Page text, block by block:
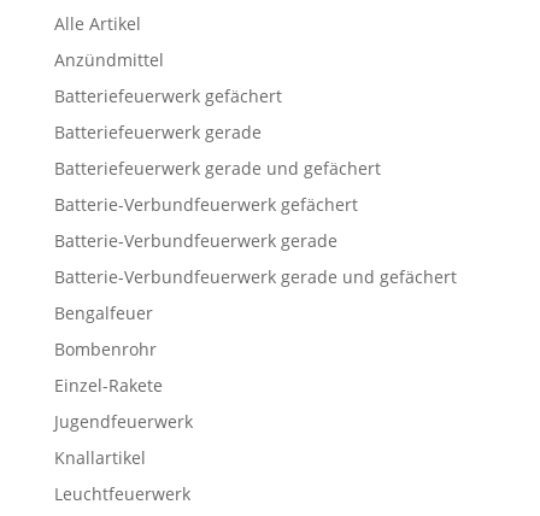
Alle Artikel
Anzündmittel
Batteriefeuerwerk gefächert
Batteriefeuerwerk gerade
Batteriefeuerwerk gerade und gefächert
Batterie-Verbundfeuerwerk gefächert
Batterie-Verbundfeuerwerk gerade
Batterie-Verbundfeuerwerk gerade und gefächert
Bengalfeuer
Bombenrohr
Einzel-Rakete
Jugendfeuerwerk
Knallartikel
Leuchtfeuerwerk